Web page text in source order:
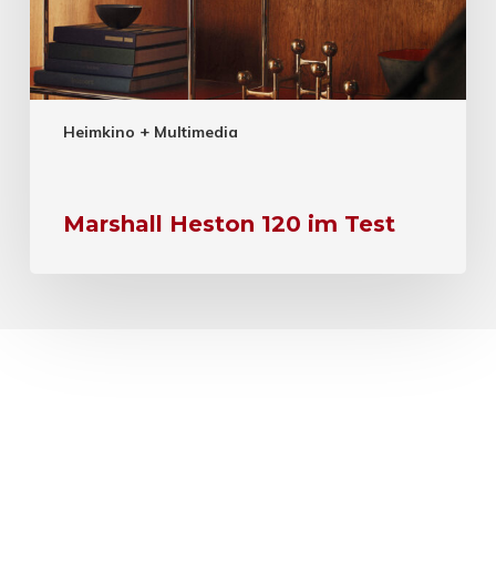
Heimkino + Multimedia
Marshall Heston 120 im Test